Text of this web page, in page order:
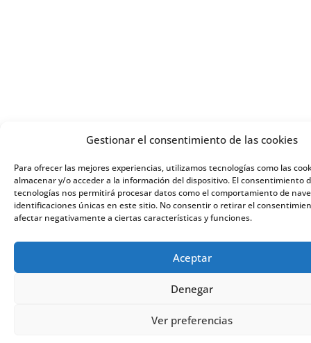
Gestionar el consentimiento de las cookies
Para ofrecer las mejores experiencias, utilizamos tecnologías como las
almacenar y/o acceder a la información del dispositivo. El consentimiento
tecnologías nos permitirá procesar datos como el comportamiento de
identificaciones únicas en este sitio. No consentir o retirar el
afectar negativamente a ciertas características y funciones.
Aceptar
Denegar
Ver preferencias